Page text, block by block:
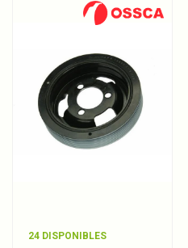
24 DISPONIBLES